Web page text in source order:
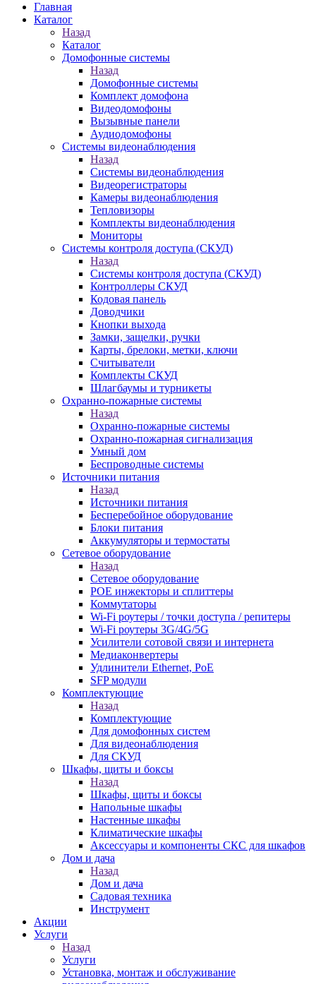
Главная
Каталог
Назад
Каталог
Домофонные системы
Назад
Домофонные системы
Комплект домофона
Видеодомофоны
Вызывные панели
Аудиодомофоны
Системы видеонаблюдения
Назад
Системы видеонаблюдения
Видеорегистраторы
Камеры видеонаблюдения
Тепловизоры
Комплекты видеонаблюдения
Мониторы
Системы контроля доступа (СКУД)
Назад
Системы контроля доступа (СКУД)
Контроллеры СКУД
Кодовая панель
Доводчики
Кнопки выхода
Замки, защелки, ручки
Карты, брелоки, метки, ключи
Считыватели
Комплекты СКУД
Шлагбаумы и турникеты
Охранно-пожарные системы
Назад
Охранно-пожарные системы
Охранно-пожарная сигнализация
Умный дом
Беспроводные системы
Источники питания
Назад
Источники питания
Бесперебойное оборудование
Блоки питания
Аккумуляторы и термостаты
Сетевое оборудование
Назад
Сетевое оборудование
POE инжекторы и сплиттеры
Коммутаторы
Wi-Fi роутеры / точки доступа / репитеры
Wi-Fi роутеры 3G/4G/5G
Усилители сотовой связи и интернета
Медиаконвертеры
Удлинители Ethernet, PoE
SFP модули
Комплектующие
Назад
Комплектующие
Для домофонных систем
Для видеонаблюдения
Для СКУД
Шкафы, щиты и боксы
Назад
Шкафы, щиты и боксы
Напольные шкафы
Настенные шкафы
Климатические шкафы
Аксессуары и компоненты СКС для шкафов
Дом и дача
Назад
Дом и дача
Садовая техника
Инструмент
Акции
Услуги
Назад
Услуги
Установка, монтаж и обслуживание